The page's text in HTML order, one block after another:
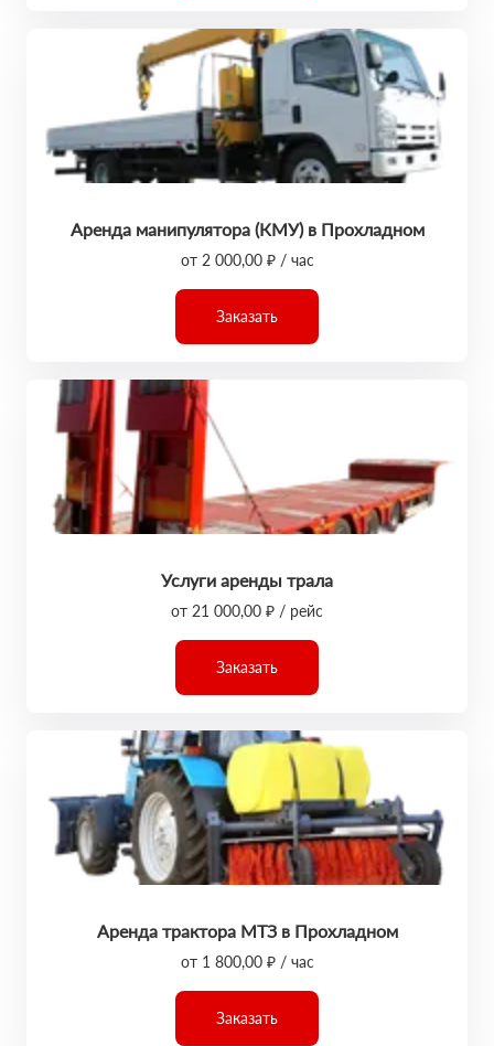
Аренда манипулятора (КМУ) в Прохладном
от 2 000,00 ₽ / час
Заказать
Услуги аренды трала
от 21 000,00 ₽ / рейс
Заказать
Аренда трактора МТЗ в Прохладном
от 1 800,00 ₽ / час
Заказать